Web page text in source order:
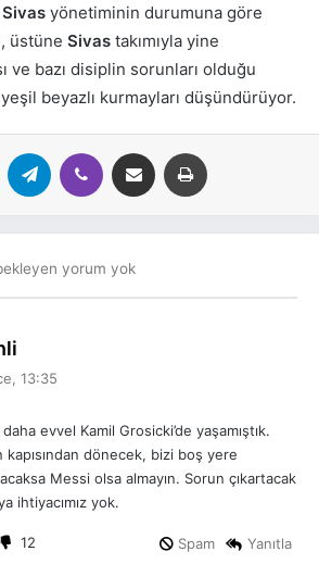
Sivas yönetiminin durumuna göre
üstüne Sivas takımıyla yine
ve bazı disiplin sorunları olduğu
beyazlı kurmayları düşündürüyor.
WhatsAppTelegram Viber E-posta ile paylaş
yorum yok
:
13:35
daha evvel Kamil Grosicki’de yaşamıştık.
kapısından dönecek, bizi boş yere
Messi olsa almayın. Sorun çıkartacak
ihtiyacımız yok.
12 Yanıtla
Spam